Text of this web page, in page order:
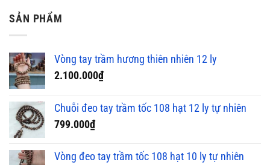
SẢN PHẨM
Vòng tay trầm hương thiên nhiên 12 ly
2.100.000₫
Chuỗi đeo tay trầm tốc 108 hạt 12 ly tự nhiên
799.000₫
Vòng đeo tay trầm tốc 108 hạt 10 ly tự nhiên